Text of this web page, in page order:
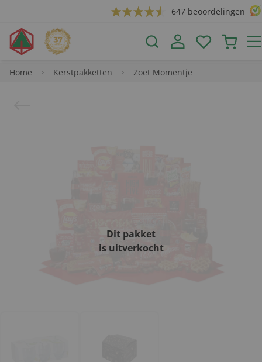
647 beoordelingen
Home Kerstpakketten Zoet Momentje
Dit pakket
is uitverkocht